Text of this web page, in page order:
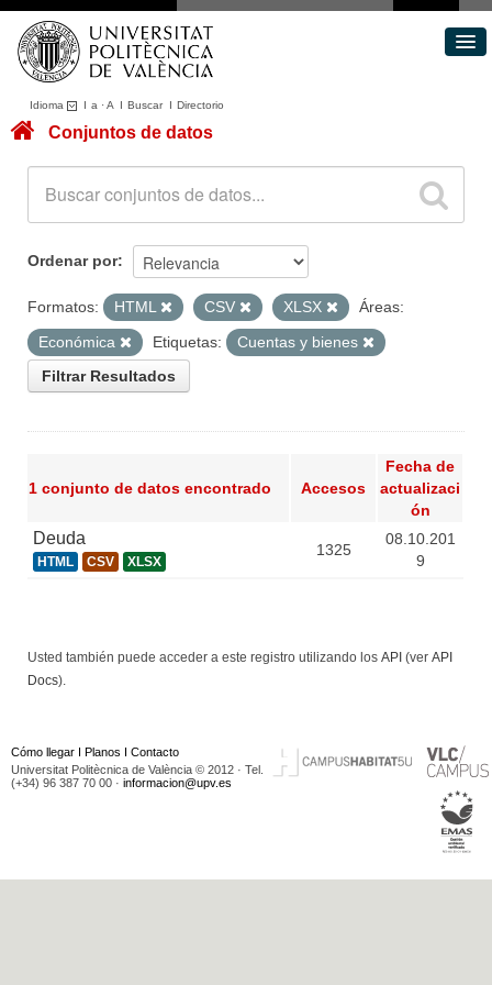
Idioma I a ·A I BuscarI Directorio
Conjuntos de datos
Acerca de
Portal de Transparencia
Conjuntos de datos
Ordenar por
Formatos: HTML CSV XLSX
Áreas:
Económica
Etiquetas:
Cuentas y bienes
Filtrar Resultados
1 conjunto de datos encontrado Accesos
Fecha de
actualizaci
ón
Deuda
HTML CSV XLSX
1325
08.10.201
9
Usted también puede acceder a este registro utilizando los API (ver API
Docs).
Cómo llegar I Planos I Contacto
Universitat Politècnica de València © 2012 · Tel.
(+34) 96 387 70 00 · informacion@upv.es